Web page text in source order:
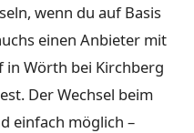
wenn du auf Basis
einen Anbieter mit
Wörth bei Kirchberg
Der Wechsel beim
einfach möglich –